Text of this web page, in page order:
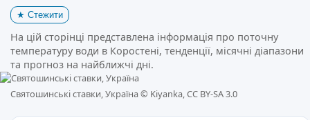
★ Стежити
На цій сторінці представлена інформація про поточну
температуру води в Коростені, тенденції, місячні діапазони
та прогноз на найближчі дні.
Святошинські ставки, Україна © Kiyanka, CC BY-SA 3.0